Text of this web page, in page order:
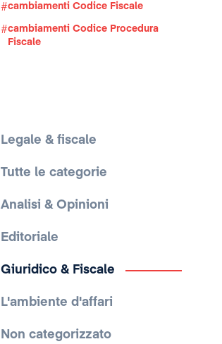
cambiamenti Codice Fiscale
cambiamenti Codice Procedura
Fiscale
Legale & fiscale
Tutte le categorie
Analisi & Opinioni
Editoriale
Giuridico & Fiscale
L'ambiente d'affari
Non categorizzato